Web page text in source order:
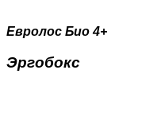
Евролос Био 4+
Эргобокс